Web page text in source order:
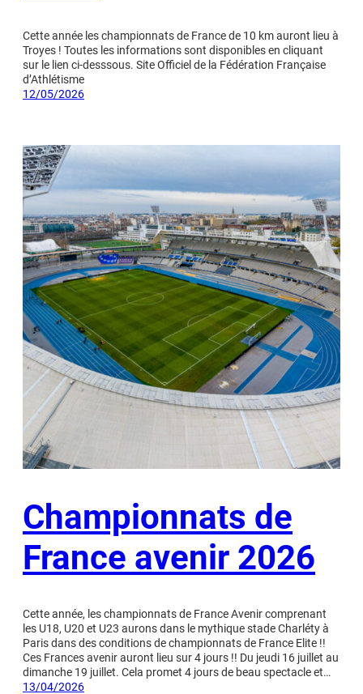
Cette année les championnats de France de 10 km auront lieu à
Troyes ! Toutes les informations sont disponibles en cliquant
sur le lien ci-desssous. Site Officiel de la Fédération Française
d’Athlétisme
12/05/2026
Championnats de
France avenir 2026
Cette année, les championnats de France Avenir comprenant
les U18, U20 et U23 aurons dans le mythique stade Charléty à
Paris dans des conditions de championnats de France Elite !!
Ces Frances avenir auront lieu sur 4 jours !! Du jeudi 16 juillet au
dimanche 19 juillet. Cela promet 4 jours de beau spectacle et…
13/04/2026